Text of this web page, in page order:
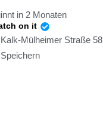
in 2 Monaten
on it
Kalk-Mülheimer Straße 58
Speichern